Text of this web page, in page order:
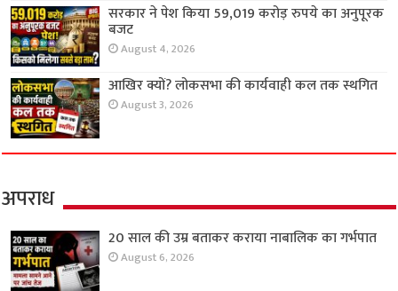
सरकार ने पेश किया 59,019 करोड़ रुपये का अनुपूरक
बजट
August 4, 2026
आखिर क्यों? लोकसभा की कार्यवाही कल तक स्थगित
August 3, 2026
अपराध
20 साल की उम्र बताकर कराया नाबालिक का गर्भपात
August 6, 2026